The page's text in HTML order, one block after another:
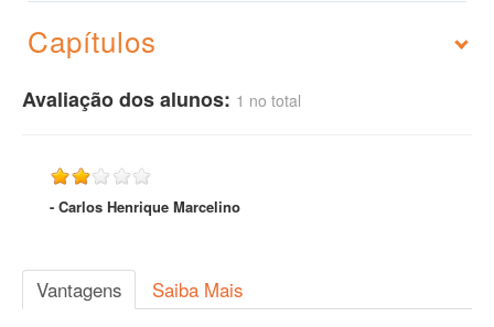
Capítulos
Avaliação dos alunos: 1 no total
- Carlos Henrique Marcelino
Vantagens Saiba Mais